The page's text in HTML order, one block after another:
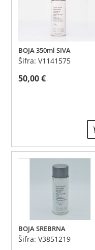
BOJA 350ml SIVA
Šifra: V1141575
50,00€
BOJA SREBRNA
Šifra: V3851219